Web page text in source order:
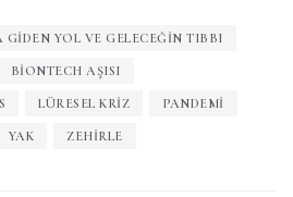
YOL VE GELECEĞIN TIBBI
BIONTECH AŞISI
LÜRESEL KRIZ PANDEMI
YAK ZEHIRLE